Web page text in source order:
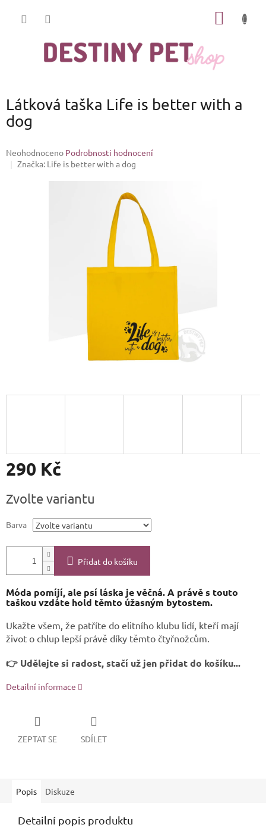
Látková taška Life is better with a
dog
Průměrné
hodnocení
Neohodnoceno Podrobnosti hodnocení
Značka: Life is better with a dog
290 Kč
cena:
Zvolte variantu
Barva
Přidat do košíku
Móda pomíjí, ale psí láska je věčná. A právě s touto
taškou vzdáte hold těmto úžasným bytostem.
Ukažte všem, že patříte do elitního klubu lidí, kteří mají
život o chlup lepší právě díky těmto čtyřnožcům.
👉 Udělejte si radost, stačí už jen přidat do košíku...
Detailní informace
ZEPTAT SE SDÍLET
Popis Diskuze
Detailní popis produktu